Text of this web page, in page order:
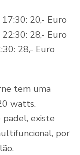
20,- Euro
28,- Euro
28,- Euro
tem uma
watts.
padel, existe
por